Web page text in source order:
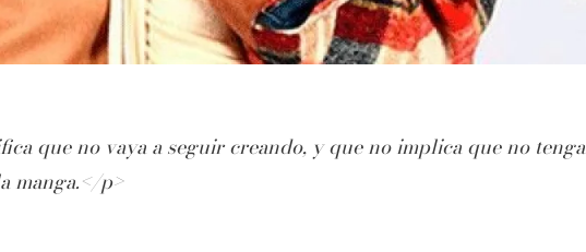
que no vaya a seguir creando, y que no implica que no tenga
manga.</p>